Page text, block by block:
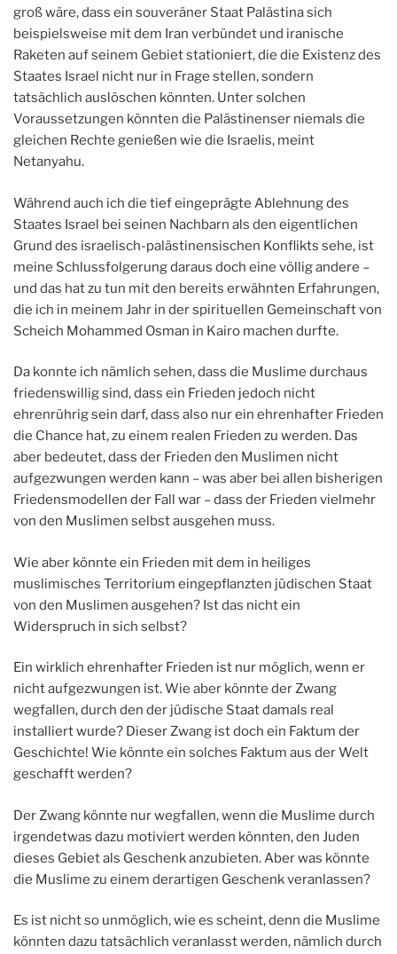
groß wäre, dass ein souveräner Staat Palästina sich
beispielsweise mit dem Iran verbündet und iranische
Raketen auf seinem Gebiet stationiert, die die Existenz des
Staates Israel nicht nur in Frage stellen, sondern
tatsächlich auslöschen könnten. Unter solchen
Voraussetzungen könnten die Palästinenser niemals die
gleichen Rechte genießen wie die Israelis, meint
Netanyahu.
Während auch ich die tief eingeprägte Ablehnung des
Staates Israel bei seinen Nachbarn als den eigentlichen
Grund des israelisch-palästinensischen Konflikts sehe, ist
meine Schlussfolgerung daraus doch eine völlig andere –
und das hat zu tun mit den bereits erwähnten Erfahrungen,
die ich in meinem Jahr in der spirituellen Gemeinschaft von
Scheich Mohammed Osman in Kairo machen durfte.
Da konnte ich nämlich sehen, dass die Muslime durchaus
friedenswillig sind, dass ein Frieden jedoch nicht
ehrenrührig sein darf, dass also nur ein ehrenhafter Frieden
die Chance hat, zu einem realen Frieden zu werden. Das
aber bedeutet, dass der Frieden den Muslimen nicht
aufgezwungen werden kann – was aber bei allen bisherigen
Friedensmodellen der Fall war – dass der Frieden vielmehr
von den Muslimen selbst ausgehen muss.
Wie aber könnte ein Frieden mit dem in heiliges
muslimisches Territorium eingepflanzten jüdischen Staat
von den Muslimen ausgehen? Ist das nicht ein
Widerspruch in sich selbst?
Ein wirklich ehrenhafter Frieden ist nur möglich, wenn er
nicht aufgezwungen ist. Wie aber könnte der Zwang
wegfallen, durch den der jüdische Staat damals real
installiert wurde? Dieser Zwang ist doch ein Faktum der
Geschichte! Wie könnte ein solches Faktum aus der Welt
geschafft werden?
Der Zwang könnte nur wegfallen, wenn die Muslime durch
irgendetwas dazu motiviert werden könnten, den Juden
dieses Gebiet als Geschenk anzubieten. Aber was könnte
die Muslime zu einem derartigen Geschenk veranlassen?
Es ist nicht so unmöglich, wie es scheint, denn die Muslime
könnten dazu tatsächlich veranlasst werden, nämlich durch